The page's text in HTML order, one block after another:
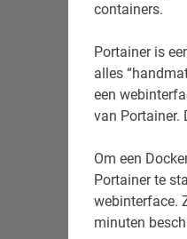
containers.
Portainer is
alles
een
van Portainer.
Om een
Portainer te
webinterface.
minuten